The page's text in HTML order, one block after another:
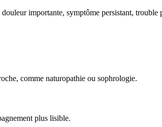
importante, symptôme persistant, trouble
comme naturopathie ou sophrologie.
plus lisible.